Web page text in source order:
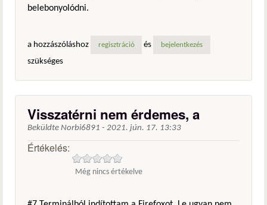
belebonyolódni.
a hozzászóláshoz regisztráció és bejelentkezés
szükséges
Visszatérni nem érdemes, a
Beküldte Norbi6891 - 2021. jún. 17. 13:33
Értékelés:
Még nincs értékelve